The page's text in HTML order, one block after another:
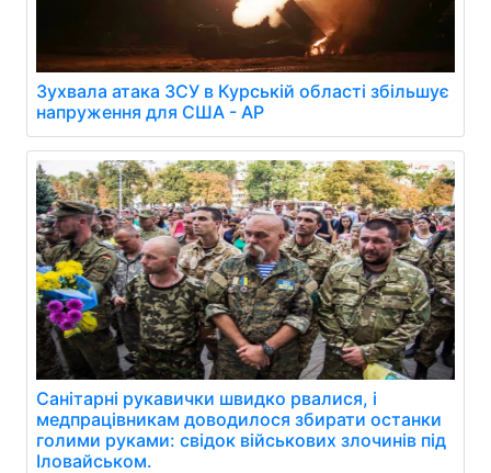
Зухвала атака ЗСУ в Курській області збільшує
напруження для США - AP
Санітарні рукавички швидко рвалися, і
медпрацівникам доводилося збирати останки
голими руками: свідок військових злочинів під
Іловайськом.